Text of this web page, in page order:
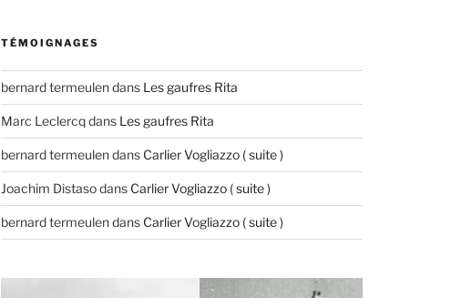
TÉMOIGNAGES
bernard termeulendans Les gaufres Rita
Marc Leclercqdans Les gaufres Rita
bernard termeulendans Carlier Vogliazzo ( suite )
Joachim Distasodans Carlier Vogliazzo ( suite )
bernard termeulendans Carlier Vogliazzo ( suite )